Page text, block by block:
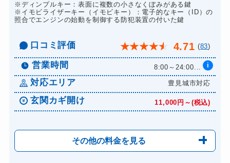
※ディンプルキー：表面に複数の小さなくぼみがある鍵
※イモビライザーキー（イモビキー）：電子的なキー（ID）の
照合でエンジンの始動を制御する防犯装置の付いた鍵
口コミ評価 ★★★★★ 4.71 (83)
営業時間 8:00～24:00... i
対応エリア 豊見城市対応
玄関カギ開け 11,000円～(税込)
その他の料金を見る